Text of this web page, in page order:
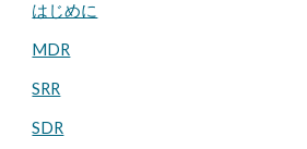
はじめに
MDR
SRR
SDR